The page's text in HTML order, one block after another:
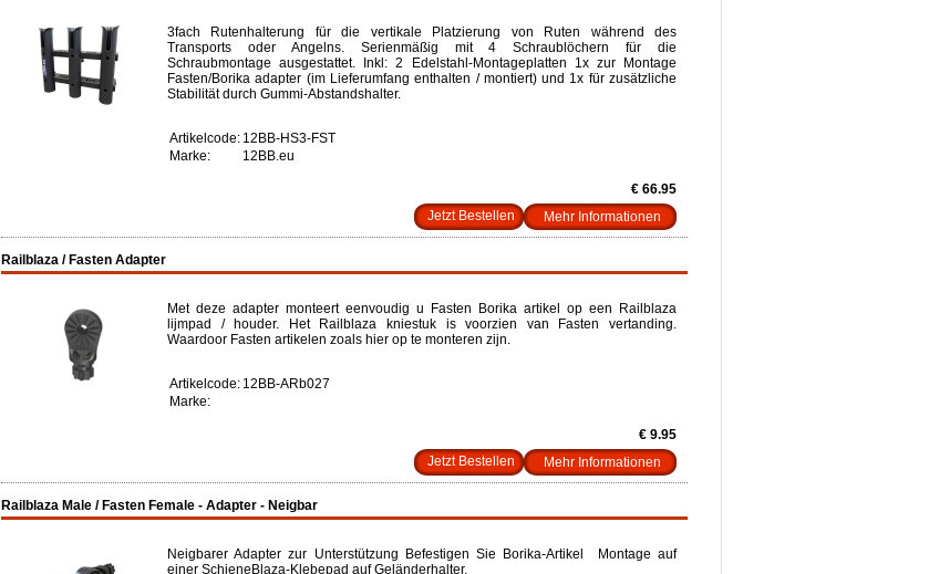
3fach Rutenhalterung für die vertikale Platzierung von Ruten während des
Transports oder Angelns. Serienmäßig mit 4 Schraublöchern für die
Schraubmontage ausgestattet. Inkl: 2 Edelstahl-Montageplatten 1x zur Montage
Fasten/Borika adapter (im Lieferumfang enthalten / montiert) und 1x für zusätzliche
Stabilität durch Gummi-Abstandshalter.
Artikelcode: 12BB-HS3-FST
Marke:
12BB.eu
€ 66.95
Mehr Informationen
Railblaza / Fasten Adapter
Met deze adapter monteert eenvoudig u Fasten Borika artikel op een Railblaza
lijmpad / houder. Het Railblaza kniestuk is voorzien van Fasten vertanding.
Waardoor Fasten artikelen zoals hier op te monteren zijn.
Artikelcode: 12BB-ARb027
Marke:
€ 9.95
Mehr Informationen
Railblaza Male / Fasten Female - Adapter - Neigbar
Neigbarer Adapter zur Unterstützung Befestigen Sie Borika-Artikel Montage auf
einer SchieneBlaza-Klebepad auf Geländerhalter.